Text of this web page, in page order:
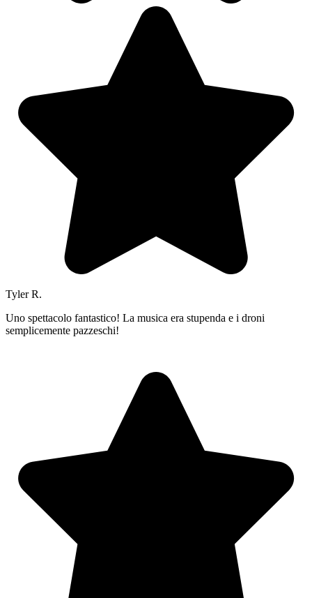
Tyler R.
Uno spettacolo fantastico! La musica era stupenda e i droni
semplicemente pazzeschi!